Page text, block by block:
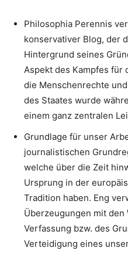
Philosophia Perennis
konservativer Blog, der
Hintergrund seines
Aspekt des Kampfes für
die Menschenrechte
des Staates wurde
einem ganz zentralen
Grundlage für unser
journalistischen
welche über die Zeit
Ursprung in der
Tradition haben. Eng
Überzeugungen mit
Verfassung bzw. des
Verteidigung eines